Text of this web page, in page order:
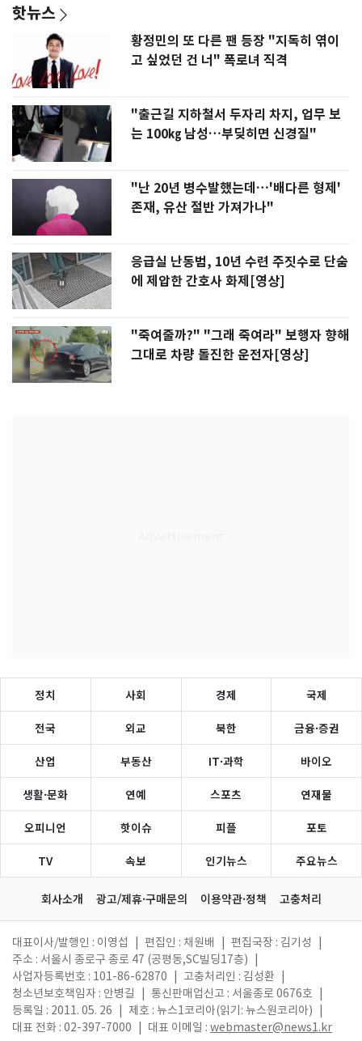
핫뉴스
황정민의 또 다른 팬 등장 "지독히 엮이
고 싶었던 건 너" 폭로녀 직격
"출근길 지하철서 두자리 차지, 업무 보
는 100㎏ 남성…부딪히면 신경질"
"난 20년 병수발했는데…'배다른 형제'
존재, 유산 절반 가져가나"
응급실 난동범, 10년 수련 주짓수로 단숨
에 제압한 간호사 화제[영상]
"죽여줄까?" "그래 죽여라" 보행자 향해
그대로 차량 돌진한 운전자[영상]
정치 사회 경제 국제
전국 외교 북한 금융·증권
산업 부동산 IT·과학 바이오
생활·문화 연예 스포츠 연재물
오피니언 핫이슈 피플 포토
TV 속보 인기뉴스 주요뉴스
회사소개 광고/제휴·구매문의 이용약관·정책 고충처리
대표이사/발행인 : 이영섭 편집인 : 채원배 편집국장 : 김기성
주소 : 서울시 종로구 종로 47 (공평동,SC빌딩17층)
사업자등록번호 : 101-86-62870
고충처리인 : 김성환
청소년보호책임자 : 안병길
통신판매업신고 : 서울종로 0676호
등록일 : 2011. 05. 26
제호 : 뉴스1코리아(읽기: 뉴스원코리아)
대표 전화 : 02-397-7000
대표 이메일 : webmaster@news1.kr